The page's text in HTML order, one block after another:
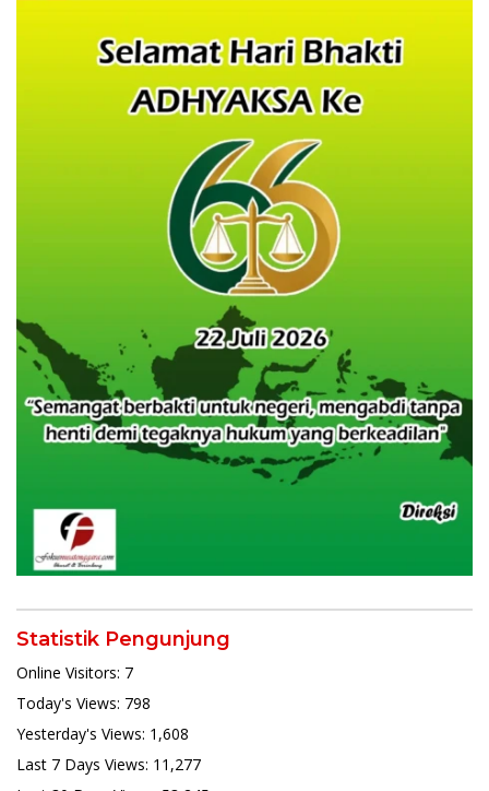
Statistik Pengunjung
Online Visitors: 7
Today's Views: 798
Yesterday's Views: 1,608
Last 7 Days Views: 11,277